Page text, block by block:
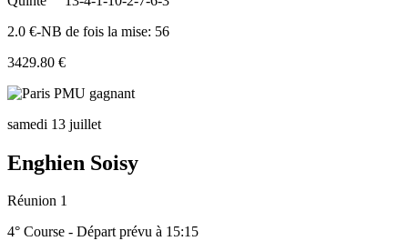
2.0 €-NB de fois la mise: 56
3429.80 €
samedi 13 juillet
Enghien Soisy
Réunion 1
4° Course - Départ prévu à 15:15